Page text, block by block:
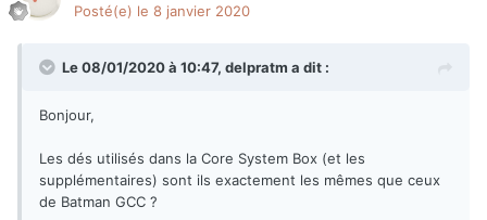
Posté(e) le 8 janvier 2020
Le 08/01/2020 à 10:47, delpratm a dit :
Bonjour,
Les dés utilisés dans la Core System Box (et les
supplémentaires) sont ils exactement les mêmes que ceux
de Batman GCC ?